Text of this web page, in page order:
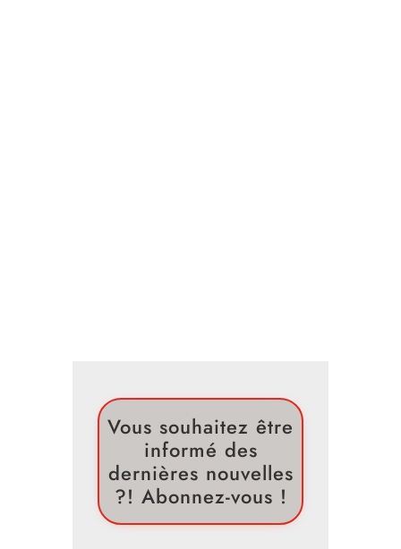
Vous souhaitez être
informé des
dernières nouvelles
?! Abonnez-vous !